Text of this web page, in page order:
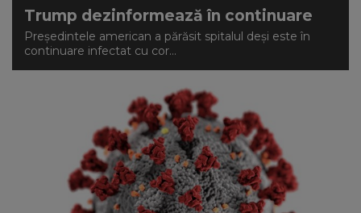
Trump dezinformează în continuare
Președintele american a părăsit spitalul deși este în
continuare infectat cu cor...